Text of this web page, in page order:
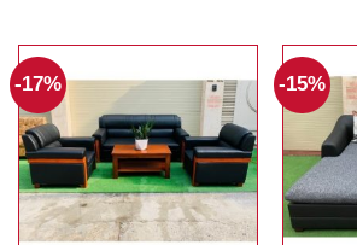
-17% -15%